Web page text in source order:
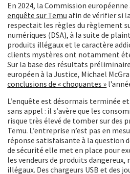
En 2024, la Commission
enquête sur Temu afin de vérifier si
respectait les règles du règlement
numériques (DSA), à la suite de
produits illégaux et le caractère
clients mystères ont notamment été
Sur la base des résultats
européen à la Justice, Michael
conclusions de « choquantes »
L’enquête est désormais terminée
sans appel : il s’avère que les
risque très élevé de tomber sur des
Temu. L’entreprise n’est pas en
réponse satisfaisante à la question
de sécurité elle met en place pour
les vendeurs de produits
illégaux. Des chargeurs USB et des